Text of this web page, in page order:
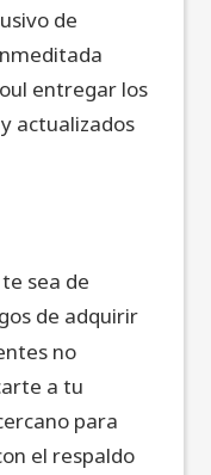
de
entregar los
actualizados
sea de
de adquirir
no
a tu
para
el respaldo